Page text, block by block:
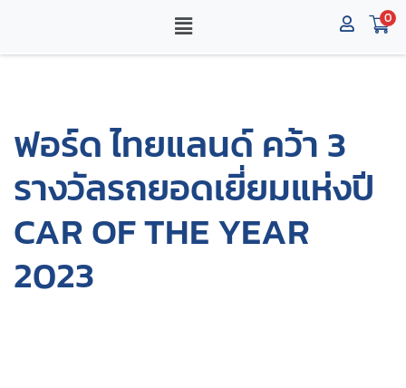
0
ฟอร์ด ไทยแลนด์ คว้า 3
รางวัลรถยอดเยี่ยมแห่งปี
CAR OF THE YEAR
2023